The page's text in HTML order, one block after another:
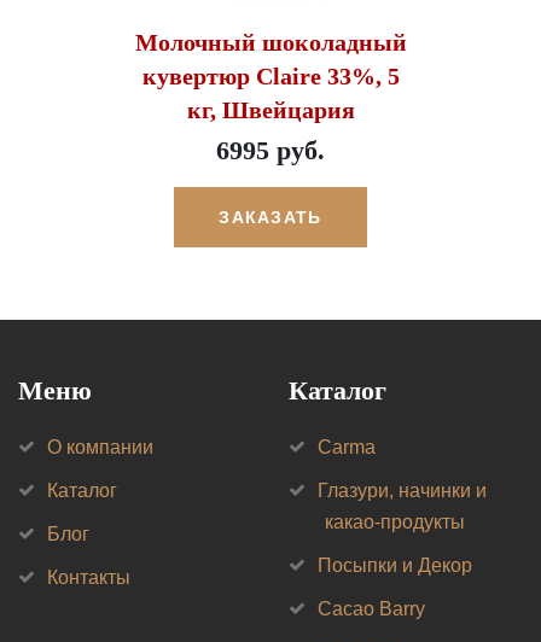
Молочный шоколадный
кувертюр Claire 33%, 5
кг, Швейцария
6995 руб.
ЗАКАЗАТЬ
Меню
О компании
Каталог
Блог
Контакты
Каталог
Carma
Глазури, начинки и
какао-продукты
Посыпки и Декор
Cacao Barry